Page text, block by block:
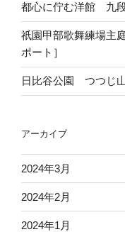
都心に佇む洋館 九段
祇園甲部歌舞練場主
ポート］
日比谷公園 つつじ
アーカイブ
2024年3月
2024年2月
2024年1月